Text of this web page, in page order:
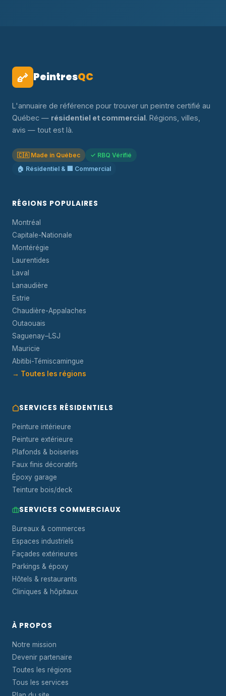
PeintresQC
L'annuaire de référence pour trouver un peintre certifié au
Québec — résidentiel et commercial. Régions, villes,
avis — tout est là.
🇨🇦 Made in Québec
✓ RBQ Vérifié
🏠 Résidentiel & 🏢 Commercial
RÉGIONS POPULAIRES
Montréal
Capitale-Nationale
Montérégie
Laurentides
Laval
Lanaudière
Estrie
Chaudière-Appalaches
Outaouais
Saguenay–LSJ
Mauricie
Abitibi-Témiscamingue
→ Toutes les régions
SERVICES RÉSIDENTIELS
Peinture intérieure
Peinture extérieure
Plafonds & boiseries
Faux finis décoratifs
Époxy garage
Teinture bois/deck
SERVICES COMMERCIAUX
Bureaux & commerces
Espaces industriels
Façades extérieures
Parkings & époxy
Hôtels & restaurants
Cliniques & hôpitaux
À PROPOS
Notre mission
Devenir partenaire
Toutes les régions
Tous les services